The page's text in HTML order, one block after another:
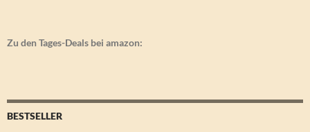
Zu den Tages-Deals bei amazon:
BESTSELLER